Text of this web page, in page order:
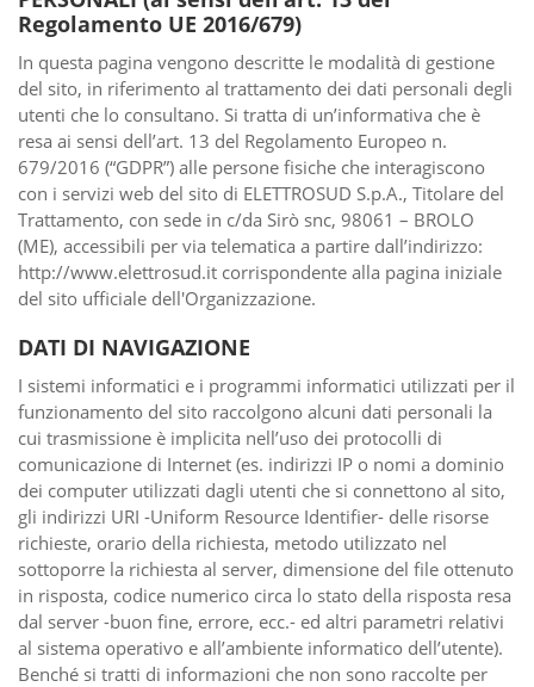
Regolamento UE 2016/679)
In questa pagina vengono descritte le modalità di gestione
del sito, in riferimento al trattamento dei dati personali degli
utenti che lo consultano. Si tratta di un’informativa che è
resa ai sensi dell’art. 13 del Regolamento Europeo n.
679/2016 (“GDPR”) alle persone fisiche che interagiscono
con i servizi web del sito di ELETTROSUD S.p.A., Titolare del
Trattamento, con sede in c/da Sirò snc, 98061 – BROLO
(ME), accessibili per via telematica a partire dall’indirizzo:
http://www.elettrosud.it corrispondente alla pagina iniziale
del sito ufficiale dell'Organizzazione.
DATI DI NAVIGAZIONE
I sistemi informatici e i programmi informatici utilizzati per il
funzionamento del sito raccolgono alcuni dati personali la
cui trasmissione è implicita nell’uso dei protocolli di
comunicazione di Internet (es. indirizzi IP o nomi a dominio
dei computer utilizzati dagli utenti che si connettono al sito,
gli indirizzi URI -Uniform Resource Identifier- delle risorse
richieste, orario della richiesta, metodo utilizzato nel
sottoporre la richiesta al server, dimensione del file ottenuto
in risposta, codice numerico circa lo stato della risposta resa
dal server -buon fine, errore, ecc.- ed altri parametri relativi
al sistema operativo e all’ambiente informatico dell’utente).
Benché si tratti di informazioni che non sono raccolte per